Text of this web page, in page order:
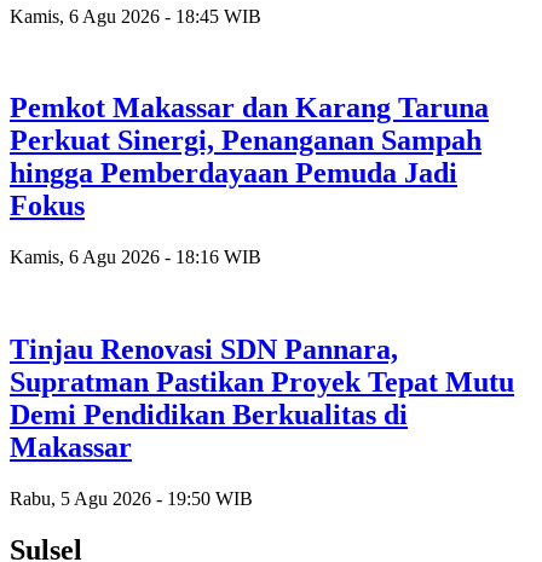
Kamis, 6 Agu 2026 - 18:45 WIB
Pemkot Makassar dan Karang Taruna
Perkuat Sinergi, Penanganan Sampah
hingga Pemberdayaan Pemuda Jadi
Fokus
Kamis, 6 Agu 2026 - 18:16 WIB
Tinjau Renovasi SDN Pannara,
Supratman Pastikan Proyek Tepat Mutu
Demi Pendidikan Berkualitas di
Makassar
Rabu, 5 Agu 2026 - 19:50 WIB
Sulsel